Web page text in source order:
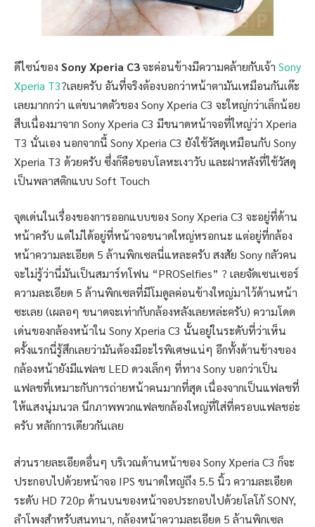
ดีไซน์ของ Sony Xperia C3จะค่อนข้างมีความคล้ายกับเจ้า Sony
Xperia T3?เลยครับ อันที่จริงต้องบอกว่าหน้าตามันเหมือนกันเด๊ะ
เลยมากกว่า แต่ขนาดตัวของ Sony Xperia C3 จะใหญ่กว่าเล็กน้อย
สืบเนื่องมาจาก Sony Xperia C3 มีขนาดหน้าจอที่ใหญ่ว่า Xperia
T3 นั่นเอง นอกจากนี้ Sony Xperia C3 ยังใช้วัสดุเหมือนกับ Sony
Xperia T3 ด้วยครับ ซึ่งก็คือขอบโลหะเงาวับ และฝาหลังที่ใช้วัสดุ
เป็นพลาสติกแบบ Soft Touch
จุดเด่นในเรื่องของการออกแบบของ Sony Xperia C3 จะอยู่ที่ด้าน
หน้าครับ แต่ไม่ได้อยู่ที่หน้าจอขนาดใหญ่หรอกนะ แต่อยู่ที่กล้อง
หน้าความละเอียด 5 ล้านพิกเซลนี่แหละครับ สงสัย Sony กลัวคน
จะไม่รู้ว่านี่มันเป็นสมาร์ทโฟน “PROSelfies” ? เลยจัดเซนเซอร์
ความละเอียด 5 ล้านพิกเซลที่มีโมดูลค่อนข้างใหญ่มาไว้ด้านหน้า
ซะเลย (เผลอๆ ขนาดจะเท่ากับกล้องหลังเลยหล่ะครับ) ความโดด
เด่นของกล้องหน้าใน Sony Xperia C3 นั้นอยู่ในระดับที่ว่าเห็น
ครั้งแรกนี่รู้สึกเลยว่ามันต้องมีอะไรพิเศษแน่ๆ อีกทั้งด้านข้างของ
กล้องหน้ายังมีแฟลช LED ดวงเล็กๆ ที่ทาง Sony บอกว่าเป็น
แฟลชที่เหมาะกับการถ่ายหน้าคนมากที่สุด เนื่องจากเป็นแฟลชที่
ให้แสงนุ่มนวล นึกภาพพวกแฟลชกล้องใหญ่ที่ใส่ที่ครอบแฟลชอ่ะ
ครับ หลักการเดียวกันเลย
ส่วนรายละเอียดอื่นๆ บริเวณด้านหน้าของ Sony Xperia C3 ก็จะ
ประกอบไปด้วยหน้าจอ IPS ขนาดใหญ่ถึง 5.5 นิ้ว ความละเอียด
ระดับ HD 720p ด้านบนของหน้าจอประกอบไปด้วยโลโก้ SONY,
ลำโพงสำหรับสนทนา, กล้องหน้าความละเอียด 5 ล้านพิกเซล